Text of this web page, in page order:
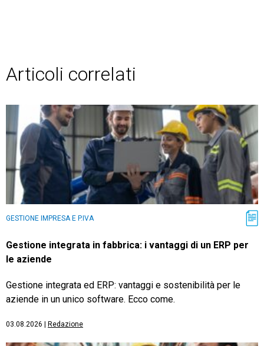
Articoli correlati
GESTIONE IMPRESA E P.IVA
Gestione integrata in fabbrica: i vantaggi di un ERP per
le aziende
Gestione integrata ed ERP: vantaggi e sostenibilità per le
aziende in un unico software. Ecco come.
03.08.2026 Redazione